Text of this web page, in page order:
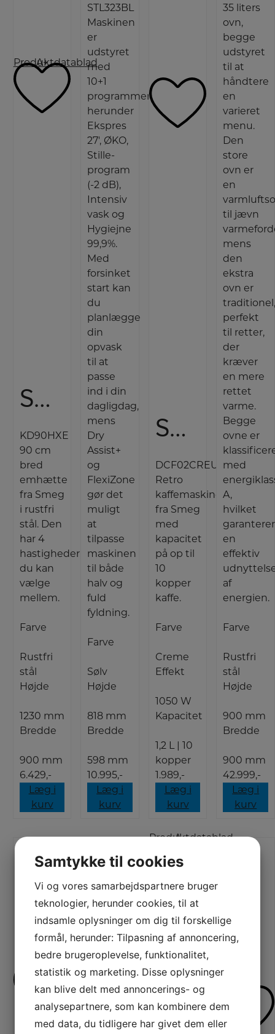
A+
Produktdatablad
Smeg Væghængt emhætte
KD90HXE
90 cm
bred
emhætte
fra Smeg
i rustfri
stål. Den
har 4
hastigheder,
du kan
vælge
mellem.
Farve
Rustfri
stål
Højde
1230 mm
Bredde
900 mm
6.429,-
Læg i
kurv
STL323BL
Maskinen
er
udstyret
med
10+1
programmer,
herunder
Ekspres
27', ØKO,
Stille-
program
(-2 dB),
Intensiv
vask og
Hygiejne
99,9%.
Med
forsinket
start kan
du
planlægge
din
opvask
til at
passe
ind i din
dagligdag,
mens
Dry
Assist+
og
FlexiZone
gør det
muligt
at
tilpasse
maskinen
til både
halv og
fuld
fyldning.
Farve
Sølv
Højde
818 mm
Bredde
598 mm
10.995,-
Læg i
kurv
Smeg Kaffemaskine
DCF02CREU
Retro
kaffemaskine
fra Smeg
med
kapacitet
på op til
10
kopper
kaffe.
Farve
Creme
Effekt
1050 W
Kapacitet
1,2 L | 10
kopper
1.989,-
Læg i
kurv
35 liters
ovn,
begge
udstyret
til at
håndtere
en
varieret
menu.
Den
store
ovn er
en
til jævn
mens
den
ekstra
ovn er
perfekt
til retter,
der
kræver
en mere
rettet
varme.
Begge
ovne er
med
A,
hvilket
garanterer
en
effektiv
af
energien.
Farve
Rustfri
stål
Højde
900 mm
Bredde
900 mm
42.999,-
Læg i
kurv
A
Produktdatablad
Smeg Induktionskomfur
C6IPMBM2
60 cm
induktionskomfur
fra
Smeg,
Samtykke til cookies
Vi og vores samarbejdspartnere bruger
teknologier, herunder cookies, til at
indsamle oplysninger om dig til forskellige
formål, herunder: Tilpasning af annoncering,
bedre brugeroplevelse, funktionalitet,
statistik og marketing. Disse oplysninger
kan blive delt med annoncerings- og
analysepartnere, som kan kombinere dem
med data, du tidligere har givet dem eller